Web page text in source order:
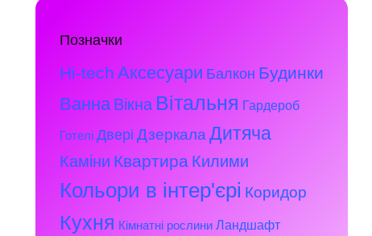
Позначки
Hi-tech Аксесуари Балкон Будинки
Ванна Вікна Вітальня Гардероб
Готелі Двері Дзеркала Дитяча
Каміни Квартира Килими
Кольори в інтер'єрі Коридор
Кухня Кімнатні рослини Ландшафт